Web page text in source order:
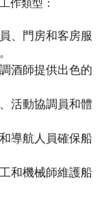
作類型：
、門房和客房服
酒師提供出色的
活動協調員和體
導航人員確保船
和機械師維護船